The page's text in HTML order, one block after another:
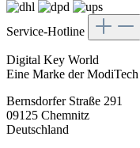
Service-Hotline
Digital Key World
Eine Marke der
Bernsdorfer Straße 291
09125 Chemnitz
Deutschland